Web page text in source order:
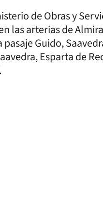
de Obras y
las arterias de
Guido,
Esparta de